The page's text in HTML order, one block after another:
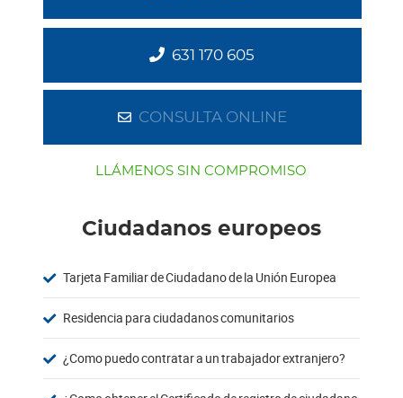
631 170 605
CONSULTA ONLINE
LLÁMENOS SIN COMPROMISO
Ciudadanos europeos
Tarjeta Familiar de Ciudadano de la Unión Europea
Residencia para ciudadanos comunitarios
¿Como puedo contratar a un trabajador extranjero?